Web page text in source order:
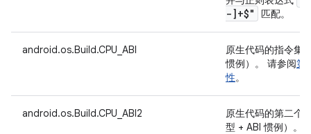
-]+$"
匹配。
android.os.Build.CPU_ABI
原生代码的指令集
惯例）。 请参阅第
性。
android.os.Build.CPU_ABI2
原生代码的第二个
型 + ABI 惯例）。